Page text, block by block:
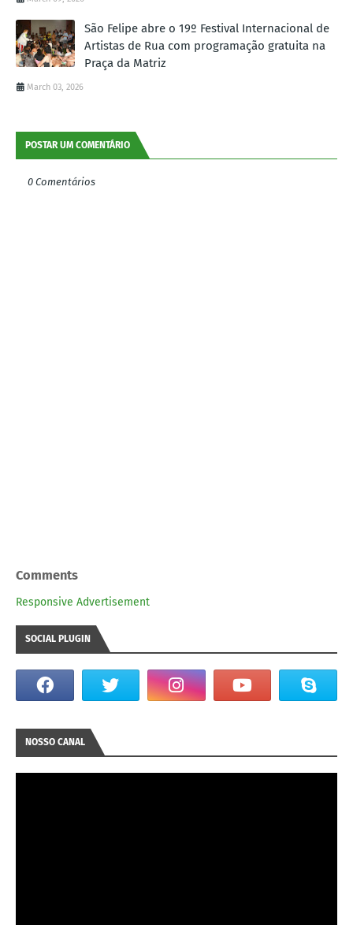
São Felipe abre o 19º Festival Internacional de
Artistas de Rua com programação gratuita na
Praça da Matriz
March 03, 2026
POSTAR UM COMENTÁRIO
0 Comentários
Comments
Responsive Advertisement
SOCIAL PLUGIN
NOSSO CANAL